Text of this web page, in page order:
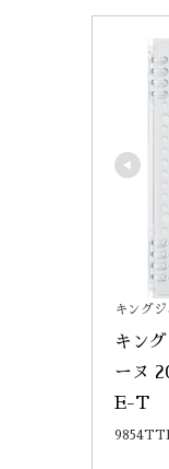
キング
キン
ーヌ
E-T